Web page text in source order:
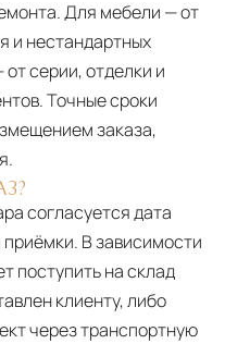
Для мебели — от
и нестандартных
серии, отделки и
Точные сроки
заказа,
согласуется дата
приёмки. В зависимости
поступить на склад
клиенту, либо
через транспортную